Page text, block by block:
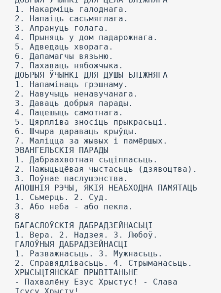
1. Накарміць галоднага.
2. Напаіць сасьмяглага.
3. Апрануць голага.
4. Прыняць у дом падарожнага.
5. Адведаць хворага.
6. Дапамагчы вязьню.
7. Пахаваць нябожчыка.
ДОБРЫЯ ЎЧЫНКІ ДЛЯ ДУШЫ БЛІЖНЯГА
1. Напамінаць грэшнаму.
2. Навучыць ненавучанага.
3. Даваць добрыя парады.
4. Пацешыць самотнага.
5. Цярпліва зносіць прыкрасьці.
6. Шчыра дараваць крыўды.
7. Маліцца за жывых і памёршых.
ЭВАНГЕЛЬСКІЯ ПАРАДЫ
1. Дабраахвотная сьціпласьць.
2. Пажыцьцёвая чыстасьць (дзявоцтва).
3. Поўнае паслушэнства.
АПОШНІЯ РЭЧЫ, ЯКІЯ НЕАБХОДНА ПАМЯТАЦЬ
1. Сьмерць. 2. Суд.
3. Або неба - або пекла.
8
БАГАСЛОЎСКІЯ ДАБРАДЗЕЙНАСЬЦІ
1. Вера. 2. Надзея. 3. Любоў.
ГАЛОЎНЫЯ ДАБРАДЗЕЙНАСЦІ
1. Разважнасьць. 3. Мужнасьць.
2. Справядлівасьць. 4. Стрыманасьць.
ХРЫСЬЦІЯНСКАЕ ПРЫВІТАНЬНЕ
- Пахвалёну Езус Хрыстус! - Слава